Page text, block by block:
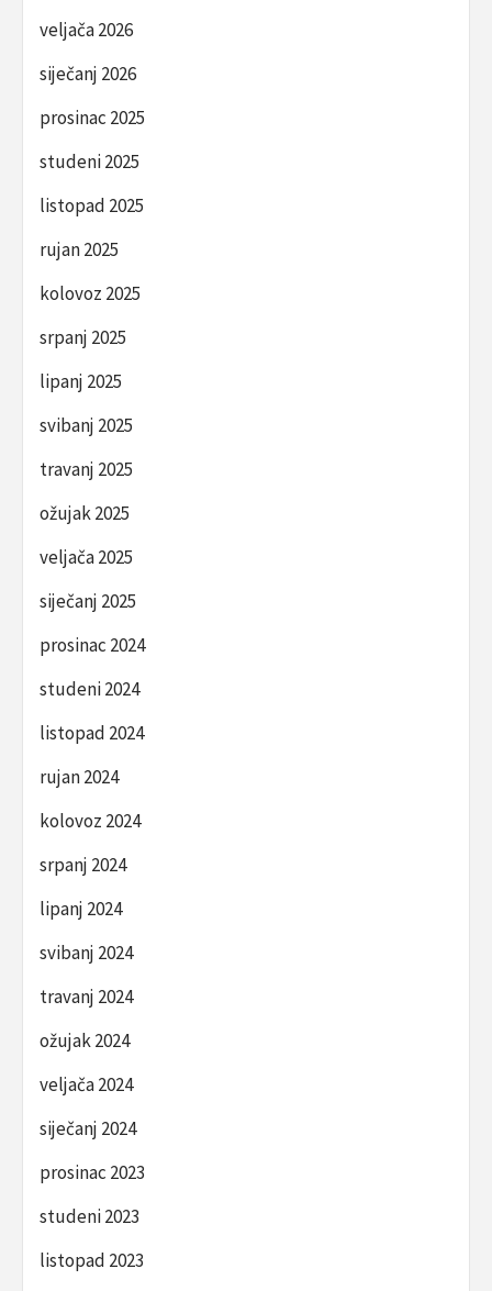
veljača 2026
siječanj 2026
prosinac 2025
studeni 2025
listopad 2025
rujan 2025
kolovoz 2025
srpanj 2025
lipanj 2025
svibanj 2025
travanj 2025
ožujak 2025
veljača 2025
siječanj 2025
prosinac 2024
studeni 2024
listopad 2024
rujan 2024
kolovoz 2024
srpanj 2024
lipanj 2024
svibanj 2024
travanj 2024
ožujak 2024
veljača 2024
siječanj 2024
prosinac 2023
studeni 2023
listopad 2023